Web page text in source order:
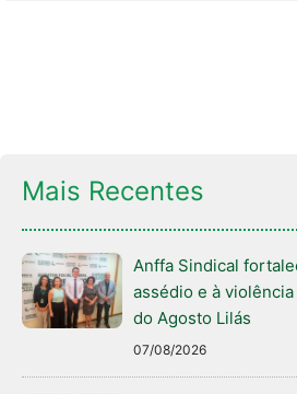
Mais Recentes
Anffa Sindical
assédio e à
do Agosto Lilás
07/08/2026